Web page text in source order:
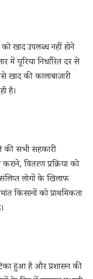
खाद उपलब्ध नहीं होने
यूरिया निर्धारित दर से
की कालाबाजारी
है।
सभी सहकारी
वितरण प्रक्रिया को
लोगों के खिलाफ
किसानों को प्राथमिकता
हुआ है और प्रशासन की